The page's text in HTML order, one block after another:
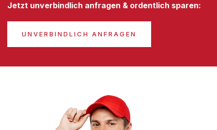
Jetzt unverbindlich anfragen & ordentlich sparen:
UNVERBINDLICH ANFRAGEN